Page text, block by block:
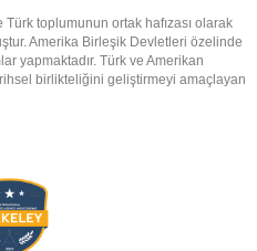
toplumunun ortak hafızası olarak
Amerika Birleşik Devletleri özelinde
yapmaktadır. Türk ve Amerikan
birlikteliğini geliştirmeyi amaçlayan